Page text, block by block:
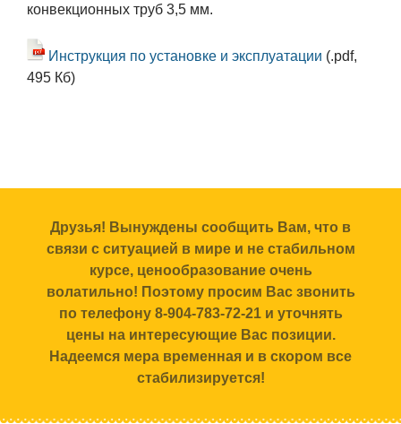
конвекционных труб 3,5 мм.
Инструкция по установке и эксплуатации (.pdf,
495 Кб)
Друзья! Вынуждены сообщить Вам, что в
связи с ситуацией в мире и не стабильном
курсе, ценообразование очень
волатильно! Поэтому просим Вас звонить
по телефону 8-904-783-72-21 и уточнять
цены на интересующие Вас позиции.
Надеемся мера временная и в скором все
стабилизируется!